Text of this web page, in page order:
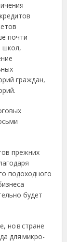
почти
школ,
граждан,
прежних
подоходного
будет
но в стране
для микро-